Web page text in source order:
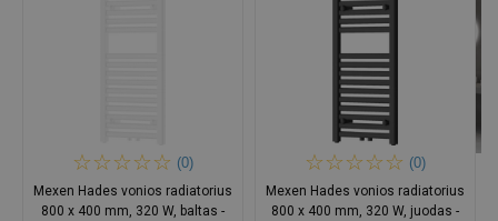
(0)
Mexen Hades vonios radiatorius
800 x 400 mm, 320 W, baltas -
(0)
Mexen Hades vonios radiatorius
800 x 400 mm, 320 W, juodas -